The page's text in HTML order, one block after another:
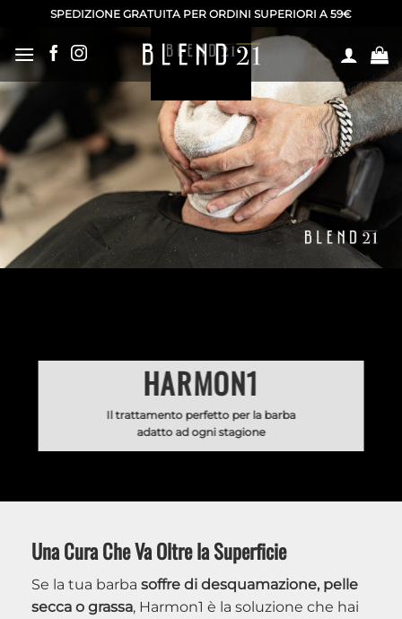
contenuti
SPEDIZIONE GRATUITA PER ORDINI SUPERIORI A 59€
HARMON1
Il trattamento perfetto per la barba
adatto ad ogni stagione
Una Cura Che Va Oltre la Superficie
Se la tua barba soffre di desquamazione, pelle
secca o grassa, Harmon1 è la soluzione che hai